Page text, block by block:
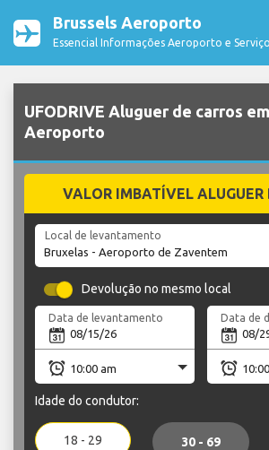
Brussels Aeroporto
Essencial Informações Aeroporto e
UFODRIVE Aluguer de carros
Aeroporto
VALOR IMBATÍVEL ALUGUER
Local de levantamento
Devolução no mesmo local
Data de levantamento Data de
Idade do condutor:
18 - 29 30 - 69